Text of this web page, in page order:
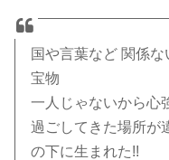
国や言葉など 関係
宝物
一人じゃないから心
過ごしてきた場所
の下に生まれた!!